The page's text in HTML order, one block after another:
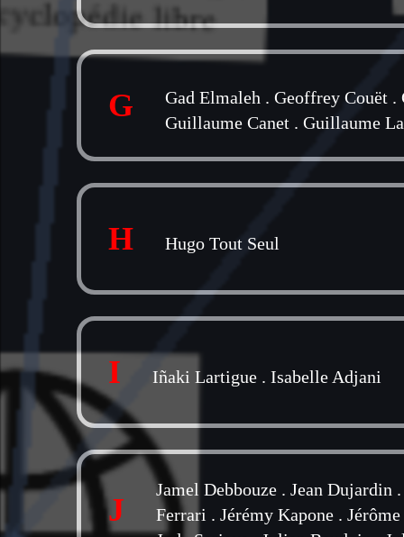
G Gad Elmaleh . Geoffrey Couët .
Guillaume Canet . Guillaume
H Hugo Tout Seul
I Iñaki Lartigue . Isabelle Adjani
J
Jamel Debbouze . Jean Dujardin
Ferrari . Jérémy Kapone .